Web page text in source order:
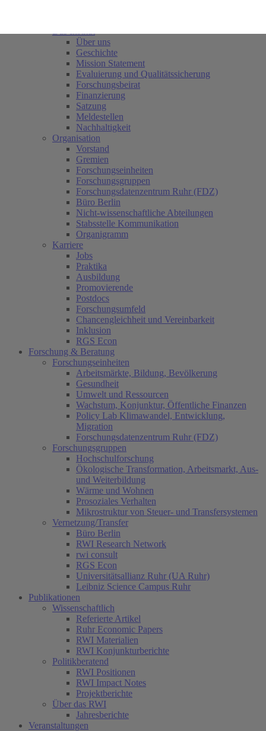
Über uns
Geschichte
Mission Statement
Evaluierung und Qualitätssicherung
Forschungsbeirat
Finanzierung
Satzung
Meldestellen
Nachhaltigkeit
Organisation
Vorstand
Gremien
Forschungseinheiten
Forschungsgruppen
Forschungsdatenzentrum Ruhr (FDZ)
Büro Berlin
Nicht-wissenschaftliche Abteilungen
Stabsstelle Kommunikation
Organigramm
Karriere
Jobs
Praktika
Ausbildung
Promovierende
Postdocs
Forschungsumfeld
Chancengleichheit und Vereinbarkeit
Inklusion
RGS Econ
Forschung & Beratung
Forschungseinheiten
Arbeitsmärkte, Bildung, Bevölkerung
Gesundheit
Umwelt und Ressourcen
Wachstum, Konjunktur, Öffentliche Finanzen
Policy Lab Klimawandel, Entwicklung,
Migration
Forschungsdatenzentrum Ruhr (FDZ)
Forschungsgruppen
Hochschulforschung
Ökologische Transformation, Arbeitsmarkt, Aus-
und Weiterbildung
Wärme und Wohnen
Prosoziales Verhalten
Mikrostruktur von Steuer- und Transfersystemen
Vernetzung/Transfer
Büro Berlin
RWI Research Network
rwi consult
RGS Econ
Universitätsallianz Ruhr (UA Ruhr)
Leibniz Science Campus Ruhr
Publikationen
Wissenschaftlich
Referierte Artikel
Ruhr Economic Papers
RWI Materialien
RWI Konjunkturberichte
Politikberatend
RWI Positionen
RWI Impact Notes
Projektberichte
Über das RWI
Jahresberichte
Veranstaltungen